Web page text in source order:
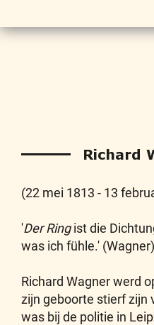
Richard
(22 mei 1813 - 13
'Der Ringist die
was ich fühle.' (Wagner)
Richard Wagner werd
zijn geboorte stierf zijn
was bij de politie in